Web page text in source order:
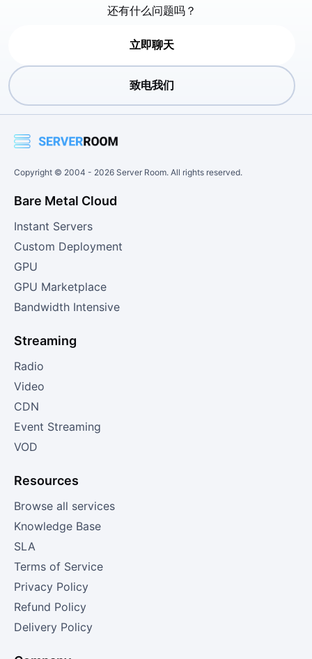
还有什么问题吗？
立即聊天
致电我们
Copyright © 2004 - 2026 Server Room. All rights reserved.
Bare Metal Cloud
Instant Servers
Custom Deployment
GPU
GPU Marketplace
Bandwidth Intensive
Streaming
Radio
Video
CDN
Event Streaming
VOD
Resources
Browse all services
Knowledge Base
SLA
Terms of Service
Privacy Policy
Refund Policy
Delivery Policy